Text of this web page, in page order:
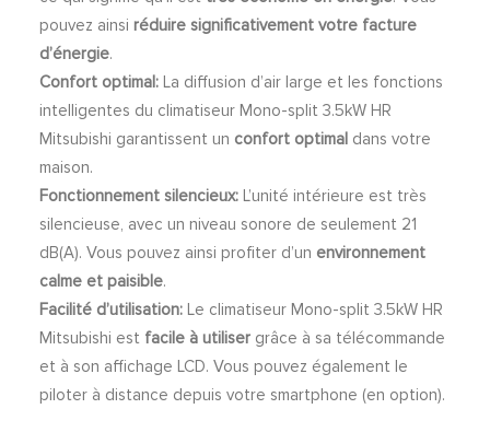
pouvez ainsi réduire significativement votre facture
d’énergie.
Confort optimal: La diffusion d’air large et les fonctions
intelligentes du climatiseur Mono-split 3.5kW HR
Mitsubishi garantissent un confort optimal dans votre
maison.
Fonctionnement silencieux: L’unité intérieure est très
silencieuse, avec un niveau sonore de seulement 21
dB(A). Vous pouvez ainsi profiter d’un environnement
calme et paisible.
Facilité d’utilisation: Le climatiseur Mono-split 3.5kW HR
Mitsubishi est facile à utiliser grâce à sa télécommande
et à son affichage LCD. Vous pouvez également le
piloter à distance depuis votre smartphone (en option).